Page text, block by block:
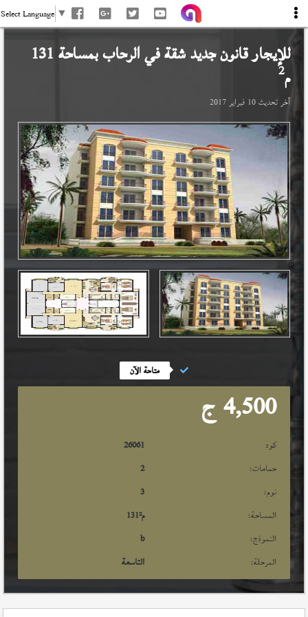
Select Language ▼
للإيجار قانون جديد شقة فيالرحاب بمساحة 131
م2
آخر تحديث10 فبراير 2017
متاحة الآن
4,500 ج
كود
26061
حمامات:
2
نوم:
3
المساحة:
131 م²
النموذج:
b
المرحلة:
التاسعة